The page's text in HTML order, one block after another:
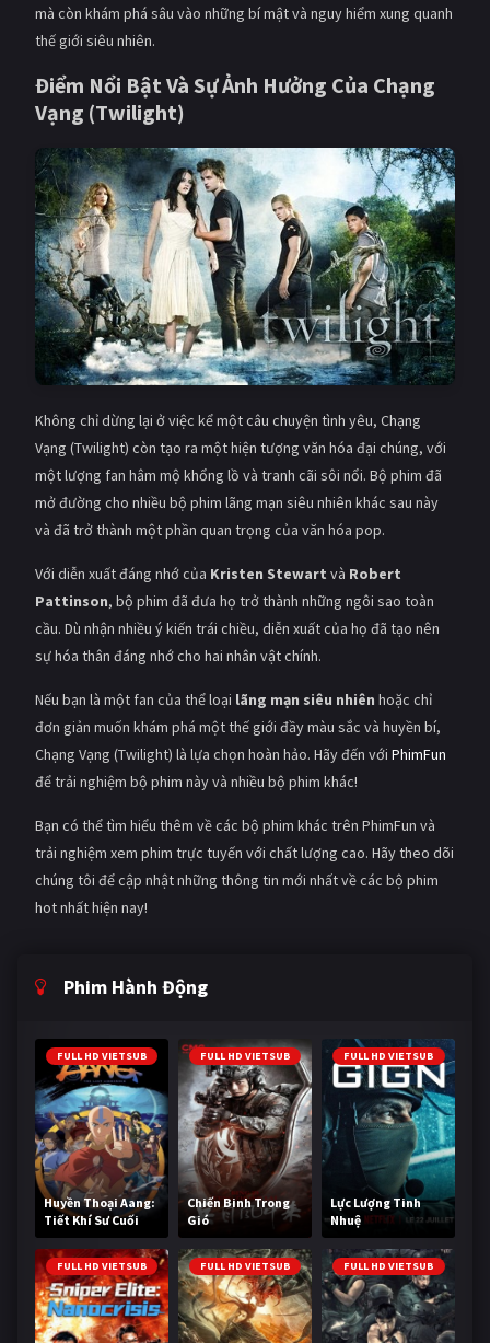
mà còn khám phá sâu vào những bí mật và nguy hiểm xung quanh
thế giới siêu nhiên.
Điểm Nổi Bật Và Sự Ảnh Hưởng Của Chạng
Vạng (Twilight)
Không chỉ dừng lại ở việc kể một câu chuyện tình yêu, Chạng
Vạng (Twilight) còn tạo ra một hiện tượng văn hóa đại chúng, với
một lượng fan hâm mộ khổng lồ và tranh cãi sôi nổi. Bộ phim đã
mở đường cho nhiều bộ phim lãng mạn siêu nhiên khác sau này
và đã trở thành một phần quan trọng của văn hóa pop.
Với diễn xuất đáng nhớ của Kristen Stewart và Robert
Pattinson, bộ phim đã đưa họ trở thành những ngôi sao toàn
cầu. Dù nhận nhiều ý kiến trái chiều, diễn xuất của họ đã tạo nên
sự hóa thân đáng nhớ cho hai nhân vật chính.
Nếu bạn là một fan của thể loại lãng mạn siêu nhiên hoặc chỉ
đơn giản muốn khám phá một thế giới đầy màu sắc và huyền bí,
Chạng Vạng (Twilight) là lựa chọn hoàn hảo. Hãy đến với PhimFun
để trải nghiệm bộ phim này và nhiều bộ phim khác!
Bạn có thể tìm hiểu thêm về các bộ phim khác trên PhimFun và
trải nghiệm xem phim trực tuyến với chất lượng cao. Hãy theo dõi
chúng tôi để cập nhật những thông tin mới nhất về các bộ phim
hot nhất hiện nay!
Phim Hành Động
FULL HD VIETSUB
Huyền Thoại Aang:
Tiết Khí Sư Cuối
Cùng
FULL HD VIETSUB
Chiến Binh Trong
Gió
FULL HD VIETSUB
Lực Lượng Tinh
Nhuệ
FULL HD VIETSUB FULL HD VIETSUB FULL HD VIETSUB